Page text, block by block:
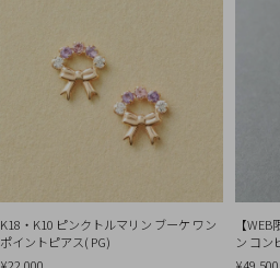
K18・K10 ピンクトルマリン ブーケ ワン
ポイントピアス( PG)
【
ン コン